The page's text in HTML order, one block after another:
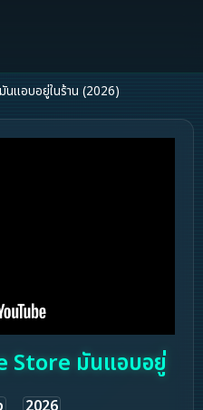
แอบอยู่ในร้าน (2026)
Store มันแอบอยู่